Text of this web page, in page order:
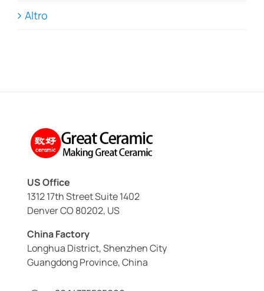
Altro
US Office
1312 17th Street Suite 1402
Denver CO 80202, US
China Factory
Longhua District, Shenzhen City
Guangdong Province, China